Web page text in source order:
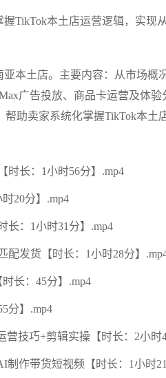
TikTok本土店运营逻辑，实现
本土店。主要内容：从市场
广告投放、商品卡运营及体
助卖家系统化掌握TikTok本
时长：1小时56分】.mp4
20分】.mp4
长：1小时31分】.mp4
配发货【时长：1小时28分】
长：45分】.mp4
分】.mp4
营技巧+剪辑实操【时长：2小时
制作带货短视频【时长：1小时